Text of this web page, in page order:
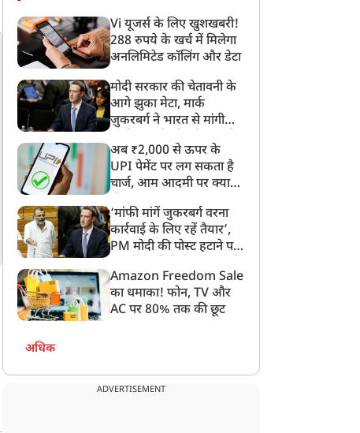
ट्रेंडिंग न्यूज़
एक बाइक पर 4 पुलिसकर्मी...
बिहार का वायरल VIDEO
देख लोगों ने पूछा-क्या इनका
भी कटेगा चालान?
बच्चे को नहीं, पहले पत्नी को
लगाया गले... डिलीवरी के बाद
पति ने जीता लाखों लोगों का
दिल, VIDEO वायरल
Vi यूजर्स के लिए खुशखबरी!
288 रुपये के खर्च में मिलेगा
अनलिमिटेड कॉलिंग और डेटा
मोदी सरकार की चेतावनी के
आगे झुका मेटा, मार्क
ज़ुकरबर्ग ने भारत से मांगी
अब ₹2,000 से ऊपर के
UPI पेमेंट पर लग सकता है
चार्ज, आम आदमी पर क्या
‘मांफी मांगें जुकरबर्ग वरना
कार्रवाई के लिए रहें तैयार’,
PM मोदी की पोस्ट हटाने पर
लगाई फटकार
Amazon Freedom Sale
का धमाका! फोन, TV और
AC पर 80% तक की छूट
अधिक
ADVERTISEMENT